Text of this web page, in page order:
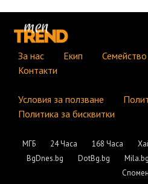
За нас Екип
Контакти
Условия за ползване
Политика за бисквитки
МГБ 24 Часа 168 Часа
BgDnes.bg
DotBg.bg Mila.bg
Спомен